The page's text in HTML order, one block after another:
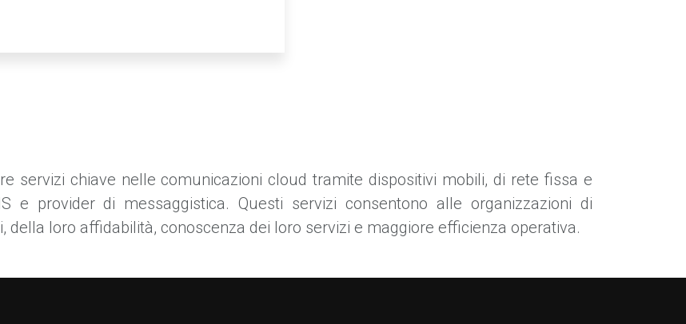
servizi chiave nelle comunicazioni cloud tramite dispositivi mobili, di rete fissa e
e provider di messaggistica. Questi servizi consentono alle organizzazioni di
della loro affidabilità, conoscenza dei loro servizi e maggiore efficienza operativa.